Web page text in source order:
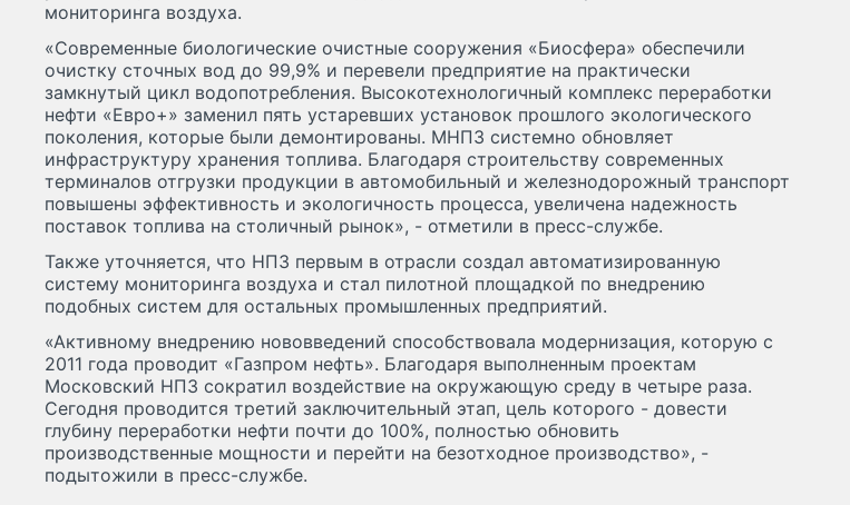
мониторинга воздуха.
«Современные биологические очистные сооружения «Биосфера» обеспечили
очистку сточных вод до 99,9% и перевели предприятие на практически
замкнутый цикл водопотребления. Высокотехнологичный комплекс переработки
нефти «Евро+» заменил пять устаревших установок прошлого экологического
поколения, которые были демонтированы. МНПЗ системно обновляет
инфраструктуру хранения топлива. Благодаря строительству современных
терминалов отгрузки продукции в автомобильный и железнодорожный транспорт
повышены эффективность и экологичность процесса, увеличена надежность
поставок топлива на столичный рынок», - отметили в пресс-службе.
Также уточняется, что НПЗ первым в отрасли создал автоматизированную
систему мониторинга воздуха и стал пилотной площадкой по внедрению
подобных систем для остальных промышленных предприятий.
«Активному внедрению нововведений способствовала модернизация, которую с
2011 года проводит «Газпром нефть». Благодаря выполненным проектам
Московский НПЗ сократил воздействие на окружающую среду в четыре раза.
Сегодня проводится третий заключительный этап, цель которого - довести
глубину переработки нефти почти до 100%, полностью обновить
производственные мощности и перейти на безотходное производство», -
подытожили в пресс-службе.